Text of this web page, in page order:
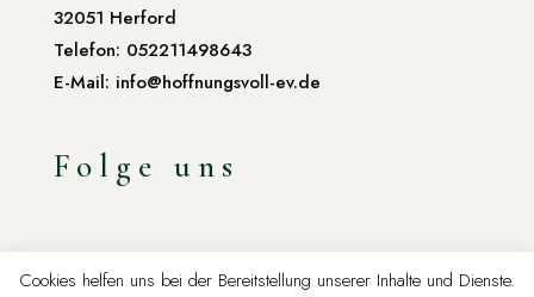
32051 Herford
Telefon: 052211498643
E-Mail: info@hoffnungsvoll-ev.de
Folge uns
Cookies helfen uns bei der Bereitstellung unserer Inhalte und Dienste.